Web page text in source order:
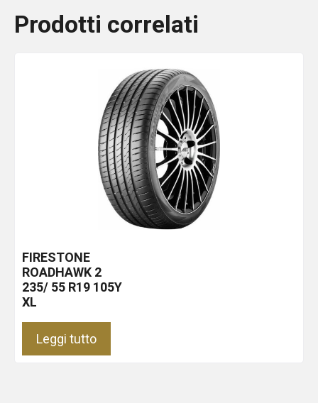
Prodotti correlati
FIRESTONE
ROADHAWK 2
235/ 55 R19 105Y
XL
Leggi tutto